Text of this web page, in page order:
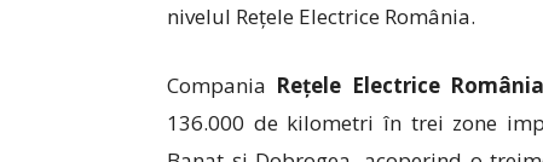
nivelul Rețele Electrice România.
Compania Rețele Electrice România
136.000 de kilometri în trei zone